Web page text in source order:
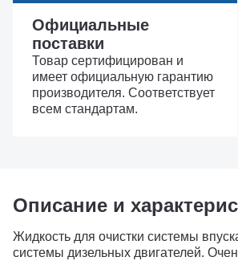
Официальные
поставки
Товар сертифицирован и
имеет официальную гарантию
производителя. Соответствует
всем стандартам.
Описание и
Жидкость для очистки системы
системы дизельных двигателей.